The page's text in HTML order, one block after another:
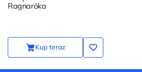
Ragnaröka
Kup teraz